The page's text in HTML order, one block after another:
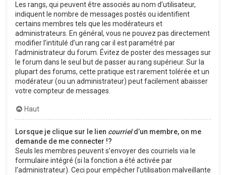
Les rangs, qui peuvent être associés au nom d’utilisateur,
indiquent le nombre de messages postés ou identifient
certains membres tels que les modérateurs et
administrateurs. En général, vous ne pouvez pas directement
modifier l’intitulé d’un rang car il est paramétré par
l’administrateur du forum. Évitez de poster des messages sur
le forum dans le seul but de passer au rang supérieur. Sur la
plupart des forums, cette pratique est rarement tolérée et un
modérateur (ou un administrateur) peut facilement abaisser
votre compteur de messages.
Haut
Lorsque je clique sur le lien courrield’un membre, on me
demande de me connecter !?
Seuls les membres peuvent s’envoyer des courriels via le
formulaire intégré (si la fonction a été activée par
l’administrateur). Ceci pour empêcher l’utilisation malveillante